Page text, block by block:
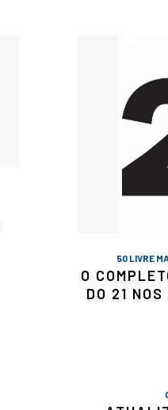
50 LIVRE
O
DO 21